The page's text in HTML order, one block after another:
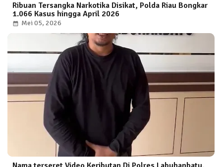
Ribuan Tersangka Narkotika Disikat, Polda Riau Bongkar
1.066 Kasus hingga April 2026
Mei 05, 2026